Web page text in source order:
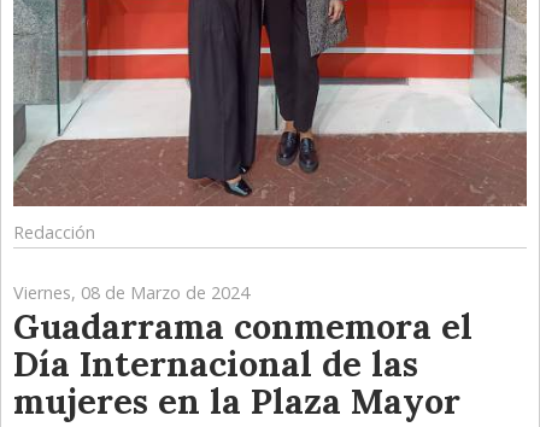
Redacción
Viernes, 08 de Marzo de 2024
Guadarrama conmemora el
Día Internacional de las
mujeres en la Plaza Mayor